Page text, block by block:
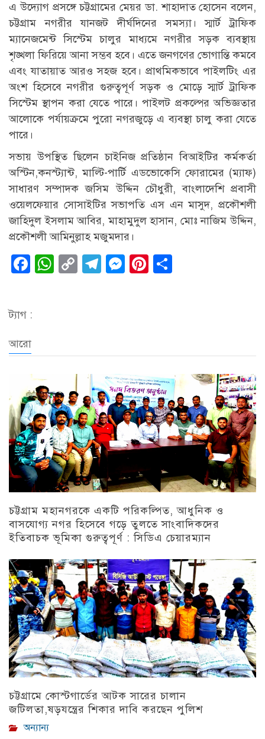
এ উদ্যোগ প্রসঙ্গে চট্টগ্রামের মেয়র ডা. শাহাদাত হোসেন বলেন,
চট্টগ্রাম নগরীর যানজট দীর্ঘদিনের সমস্যা। স্মার্ট ট্রাফিক
ম্যানেজমেন্ট সিস্টেম চালুর মাধ্যমে নগরীর সড়ক ব্যবস্থায়
শৃঙ্খলা ফিরিয়ে আনা সম্ভব হবে। এতে জনগণের ভোগান্তি কমবে
এবং যাতায়াত আরও সহজ হবে। প্রাথমিকভাবে পাইলটিং এর
অংশ হিসেবে নগরীর গুরুত্বপূর্ণ সড়ক ও মোড়ে স্মার্ট ট্রাফিক
সিস্টেম স্থাপন করা যেতে পারে। পাইলট প্রকল্পের অভিজ্ঞতার
আলোকে পর্যায়ক্রমে পুরো নগরজুড়ে এ ব্যবস্থা চালু করা যেতে
পারে।
সভায় উপস্থিত ছিলেন চাইনিজ প্রতিষ্ঠান বিআইটির কর্মকর্তা
অস্টিন,কনস্ট্যান্ট, মাল্টি-পার্টি এডভোকেসি ফোরামের (ম্যাফ)
সাধারণ সম্পাদক জসিম উদ্দিন চৌধুরী, বাংলাদেশি প্রবাসী
ওয়েলফেয়ার সোসাইটির সভাপতি এস এন মাসুদ, প্রকৌশলী
জাহিদুল ইসলাম আবির, ⁠মাহামুদুল হাসান, মোঃ নাজিম উদ্দিন,
প্রকৌশলী⁠ আমিনুল্লাহ মজুমদার।
Facebook
WhatsApp
CopyTelegram
Messenger
Pinterest
ট্যাগ :
আরো
চট্টগ্রাম মহানগরকে একটি পরিকল্পিত, আধুনিক ও
বাসযোগ্য নগর হিসেবে গড়ে তুলতে সাংবাদিকদের
ইতিবাচক ভূমিকা গুরুত্বপূর্ণ : সিডিএ চেয়ারম্যান
চট্টগ্রাম
চট্টগ্রামে কোস্টগার্ডের আটক সারের চালান
জটিলতা,ষড়যন্ত্রের শিকার দাবি করছেন পুলিশ
অন্যান্য